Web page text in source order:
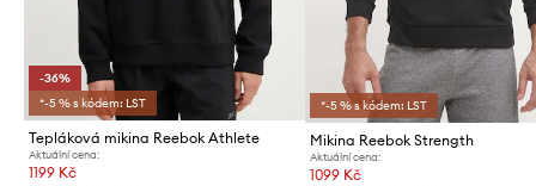
-36%
*-5 % s kódem: LST
Tepláková mikina Reebok Athlete
Aktuální cena:
1199 Kč
*-5 % s kódem: LST
Mikina Reebok Strength
Aktuální cena:
1099 Kč